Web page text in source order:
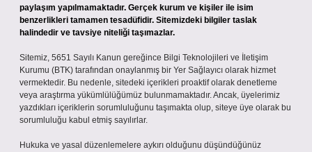
paylaşım yapılmamaktadır. Gerçek kurum ve kişiler ile isim
benzerlikleri tamamen tesadüfidir. Sitemizdeki bilgiler taslak
halindedir ve tavsiye niteliği taşımazlar.
Sitemiz, 5651 Sayılı Kanun gereğince Bilgi Teknolojileri ve İletişim
Kurumu (BTK) tarafından onaylanmış bir Yer Sağlayıcı olarak hizmet
vermektedir. Bu nedenle, sitedeki içerikleri proaktif olarak denetleme
veya araştırma yükümlülüğümüz bulunmamaktadır. Ancak, üyelerimiz
yazdıkları içeriklerin sorumluluğunu taşımakta olup, siteye üye olarak bu
sorumluluğu kabul etmiş sayılırlar.
Hukuka ve yasal düzenlemelere aykırı olduğunu düşündüğünüz